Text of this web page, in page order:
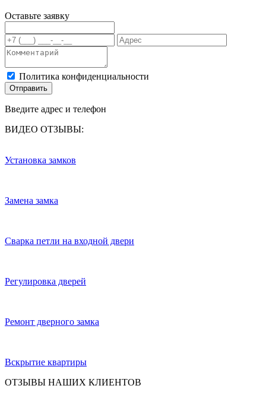
Оставьте заявку
Политика конфиденциальности
Отправить
Введите адрес и телефон
ВИДЕО ОТЗЫВЫ:
Установка замков
Замена замка
Сварка петли на входной двери
Регулировка дверей
Ремонт дверного замка
Вскрытие квартиры
ОТЗЫВЫ НАШИХ КЛИЕНТОВ